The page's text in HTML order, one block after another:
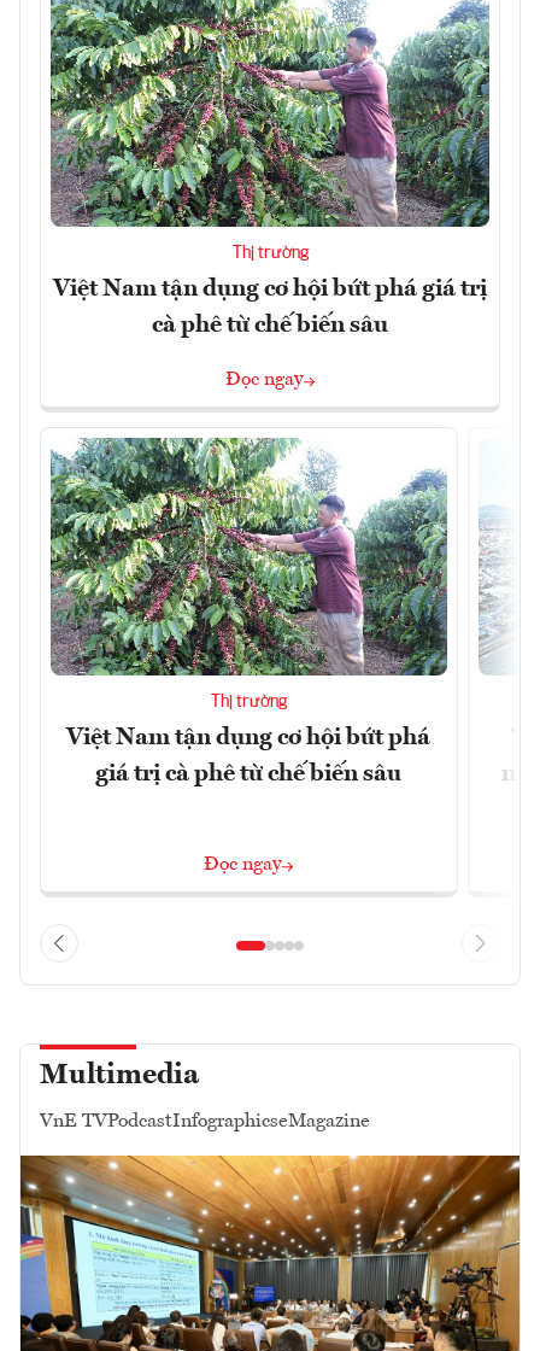
Thị trường
Việt Nam tận dụng cơ hội bứt phá giá trị
cà phê từ chế biến sâu
Đọc ngay
Thị trường
Việt Nam tận dụng cơ hội bứt phá
giá trị cà phê từ chế biến sâu
Đọc ngay
Multimedia
VnE TVPodcastInfographicseMagazine